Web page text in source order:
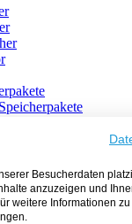
Besucherdaten
anzuzeigen und
weitere Informationen